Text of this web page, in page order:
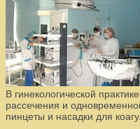
В гинекологической
рассечения и
пинцеты и насадки для